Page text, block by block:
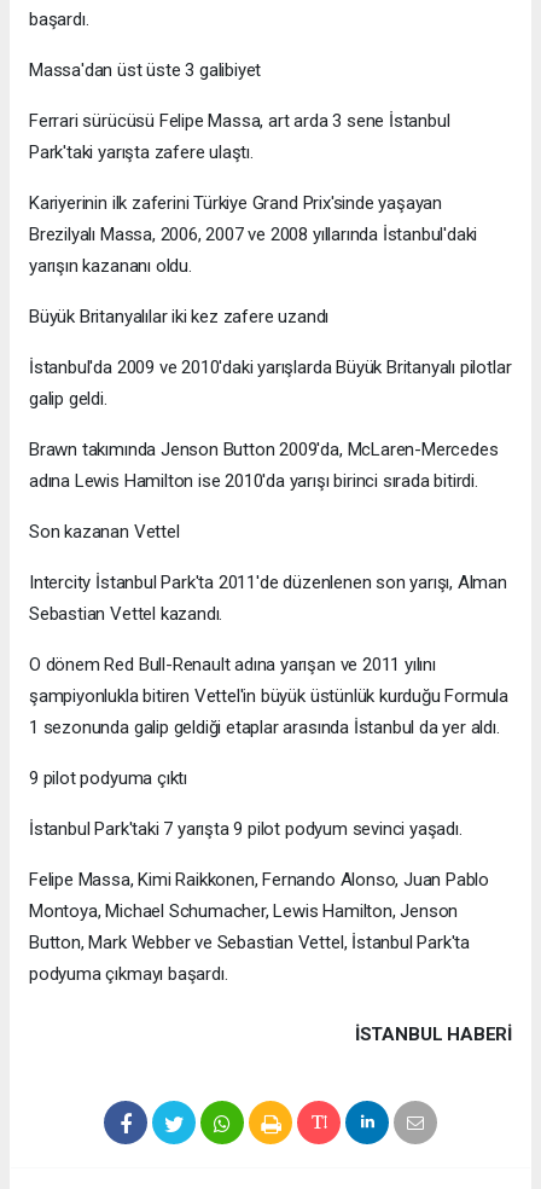
başardı.
Massa'dan üst üste 3 galibiyet
Ferrari sürücüsü Felipe Massa, art arda 3 sene İstanbul
Park'taki yarışta zafere ulaştı.
Kariyerinin ilk zaferini Türkiye Grand Prix'sinde yaşayan
Brezilyalı Massa, 2006, 2007 ve 2008 yıllarında İstanbul'daki
yarışın kazananı oldu.
Büyük Britanyalılar iki kez zafere uzandı
İstanbul'da 2009 ve 2010'daki yarışlarda Büyük Britanyalı pilotlar
galip geldi.
Brawn takımında Jenson Button 2009'da, McLaren-Mercedes
adına Lewis Hamilton ise 2010'da yarışı birinci sırada bitirdi.
Son kazanan Vettel
Intercity İstanbul Park'ta 2011'de düzenlenen son yarışı, Alman
Sebastian Vettel kazandı.
O dönem Red Bull-Renault adına yarışan ve 2011 yılını
şampiyonlukla bitiren Vettel'in büyük üstünlük kurduğu Formula
1 sezonunda galip geldiği etaplar arasında İstanbul da yer aldı.
9 pilot podyuma çıktı
İstanbul Park'taki 7 yarışta 9 pilot podyum sevinci yaşadı.
Felipe Massa, Kimi Raikkonen, Fernando Alonso, Juan Pablo
Montoya, Michael Schumacher, Lewis Hamilton, Jenson
Button, Mark Webber ve Sebastian Vettel, İstanbul Park'ta
podyuma çıkmayı başardı.
İSTANBUL HABERİ